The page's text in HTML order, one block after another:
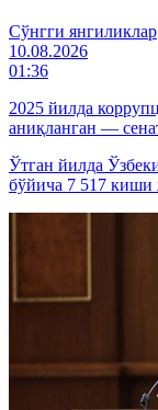
Cўнгги янгиликлар
10.08.2026
01:36
2025 йилда
аниқланган —
Ўтган йилда
бўйича 7 517 киши